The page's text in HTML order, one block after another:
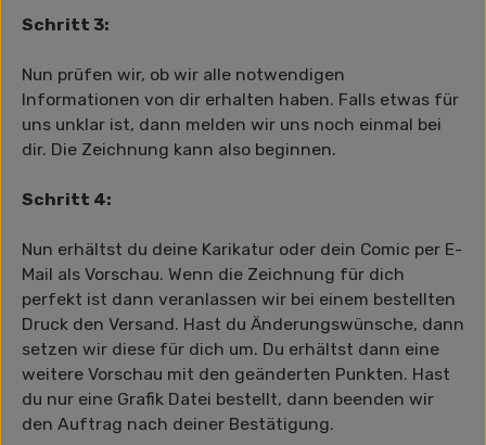
Schritt 3:
Nun prüfen wir, ob wir alle notwendigen
Informationen von dir erhalten haben. Falls etwas für
uns unklar ist, dann melden wir uns noch einmal bei
dir. Die Zeichnung kann also beginnen.
Schritt 4:
Nun erhältst du deine Karikatur oder dein Comic per E-
Mail als Vorschau. Wenn die Zeichnung für dich
perfekt ist dann veranlassen wir bei einem bestellten
Druck den Versand. Hast du Änderungswünsche, dann
setzen wir diese für dich um. Du erhältst dann eine
weitere Vorschau mit den geänderten Punkten. Hast
du nur eine Grafik Datei bestellt, dann beenden wir
den Auftrag nach deiner Bestätigung.